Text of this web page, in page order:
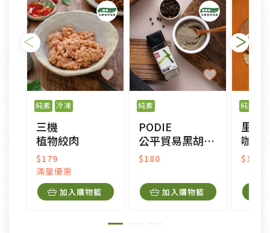
純素 冷凍
三機
植物絞肉
$179
滿量優惠
加入購物籃
純素
PODIE
公平貿易黑胡椒粉
$180
加入購物籃
純素
里仁
咖哩
$110